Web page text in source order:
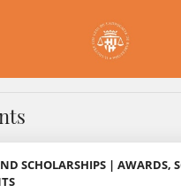
SCHOLARSHIPS | AWARDS,